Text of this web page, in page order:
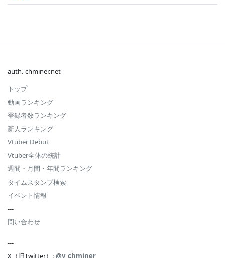
auth. chminer.net
トップ
動画ランキング
登録者数ランキング
新人ランキング
Vtuber Debut
Vtuber全体の統計
週間・月間・年間ランキング
タイムスタンプ検索
イベント情報
---
問い合わせ
---
X（旧Twitter）: @v_chminer